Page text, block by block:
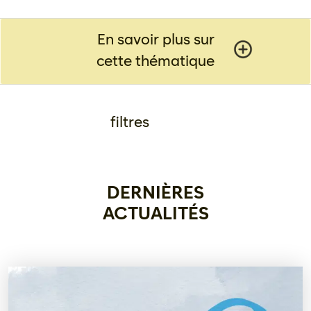
En savoir plus sur
cette thématique
filtres
DERNIÈRES
ACTUALITÉS